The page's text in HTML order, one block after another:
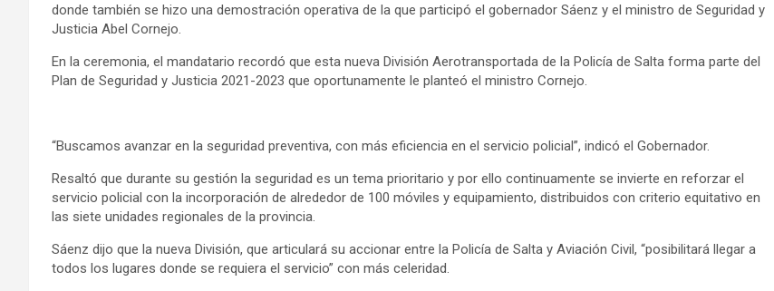
donde también se hizo una demostración operativa de la que participó el gobernador Sáenz y el ministro de Seguridad y
Justicia Abel Cornejo.
En la ceremonia, el mandatario recordó que esta nueva División Aerotransportada de la Policía de Salta forma parte del
Plan de Seguridad y Justicia 2021-2023 que oportunamente le planteó el ministro Cornejo.
“Buscamos avanzar en la seguridad preventiva, con más eficiencia en el servicio policial”, indicó el Gobernador.
Resaltó que durante su gestión la seguridad es un tema prioritario y por ello continuamente se invierte en reforzar el
servicio policial con la incorporación de alrededor de 100 móviles y equipamiento, distribuidos con criterio equitativo en
las siete unidades regionales de la provincia.
Sáenz dijo que la nueva División, que articulará su accionar entre la Policía de Salta y Aviación Civil, “posibilitará llegar a
todos los lugares donde se requiera el servicio” con más celeridad.